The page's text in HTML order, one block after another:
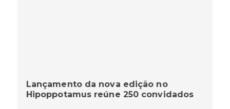
Lançamento da nova edição no
Hipoppotamus reúne 250 convidados